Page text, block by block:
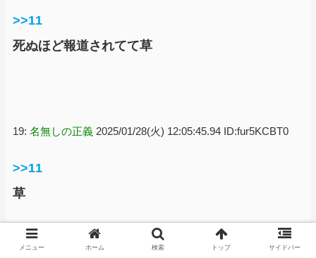
>>11
死ぬほど報道されてて草
19: 名無しの正義 2025/01/28(火) 12:05:45.94 ID:fur5KCBT0
>>11
草
メニュー ホーム 検索 トップ サイドバー